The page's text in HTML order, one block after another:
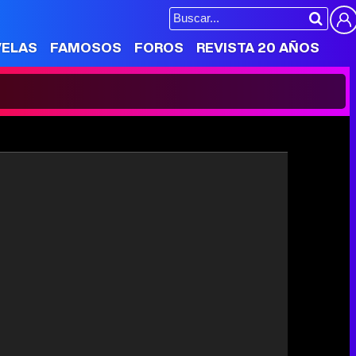
FAMOSOS FOROS REVISTA 20 AÑOS